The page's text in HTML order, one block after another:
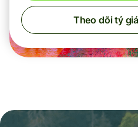
Theo dõi tỷ